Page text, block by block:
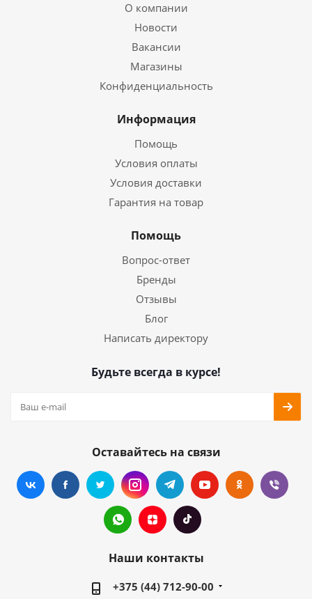
О компании
Новости
Вакансии
Магазины
Конфиденциальность
Информация
Помощь
Условия оплаты
Условия доставки
Гарантия на товар
Помощь
Вопрос-ответ
Бренды
Отзывы
Блог
Написать директору
Будьте всегда в курсе!
Оставайтесь на связи
Наши контакты
+375 (44) 712-90-00